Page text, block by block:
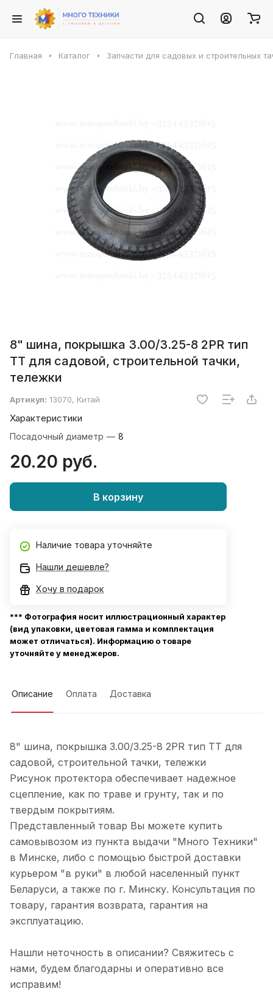
Главная Каталог Запчасти для садовых и строительных
8" шина, покрышка 3.00/3.25-8 2PR тип
ТТ для садовой, строительной тачки,
тележки
Артикул: 13070, Китай
Характеристики
Посадочный диаметр — 8
20.20 руб.
В корзину
Наличие товара уточняйте
Нашли дешевле?
Хочу в подарок
*** Фотография носит иллюстрационный характер
(вид упаковки, цветовая гамма и комплектация
может отличаться). Информацию о товаре
уточняйте у менеджеров.
Описание Оплата Доставка
8" шина, покрышка 3.00/3.25-8 2PR тип ТТ для
садовой, строительной тачки, тележки
Рисунок протектора обеспечивает надежное
сцепление, как по траве и грунту, так и по
твердым покрытиям.
Представленный товар Вы можете купить
самовывозом из пункта выдачи "Много Техники"
в Минске, либо с помощью быстрой доставки
курьером "в руки" в любой населенный пункт
Беларуси, а также по г. Минску. Консультация по
товару, гарантия возврата, гарантия на
эксплуатацию.
Нашли неточность в описании? Свяжитесь с
нами, будем благодарны и оперативно все
исправим!